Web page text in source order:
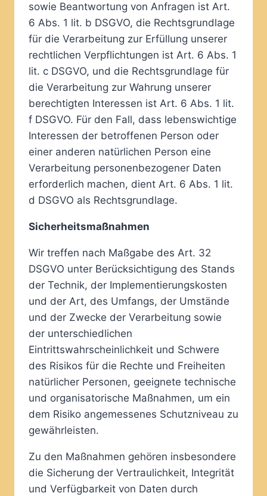
sowie Beantwortung von Anfragen ist Art.
6 Abs. 1 lit. b DSGVO, die Rechtsgrundlage
für die Verarbeitung zur Erfüllung unserer
rechtlichen Verpflichtungen ist Art. 6 Abs. 1
lit. c DSGVO, und die Rechtsgrundlage für
die Verarbeitung zur Wahrung unserer
berechtigten Interessen ist Art. 6 Abs. 1 lit.
f DSGVO. Für den Fall, dass lebenswichtige
Interessen der betroffenen Person oder
einer anderen natürlichen Person eine
Verarbeitung personenbezogener Daten
erforderlich machen, dient Art. 6 Abs. 1 lit.
d DSGVO als Rechtsgrundlage.
Sicherheitsmaßnahmen
Wir treffen nach Maßgabe des Art. 32
DSGVO unter Berücksichtigung des Stands
der Technik, der Implementierungskosten
und der Art, des Umfangs, der Umstände
und der Zwecke der Verarbeitung sowie
der unterschiedlichen
Eintrittswahrscheinlichkeit und Schwere
des Risikos für die Rechte und Freiheiten
natürlicher Personen, geeignete technische
und organisatorische Maßnahmen, um ein
dem Risiko angemessenes Schutzniveau zu
gewährleisten.
Zu den Maßnahmen gehören insbesondere
die Sicherung der Vertraulichkeit, Integrität
und Verfügbarkeit von Daten durch